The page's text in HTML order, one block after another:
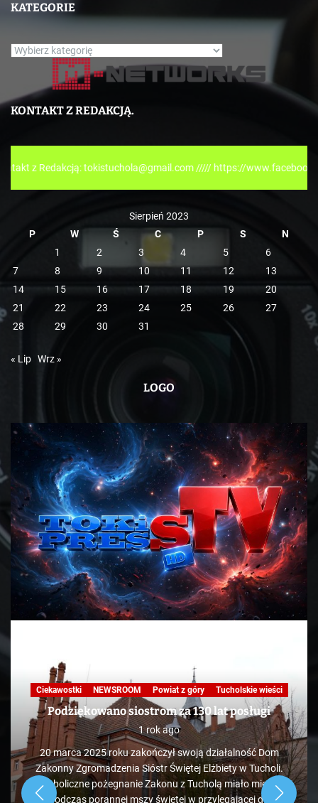
KATEGORIE
K
e
i
e
KONTAKT Z REDAKCJĄ.
tokistuchola@gmail.com ///// https://www.facebook.com/
Sierpień 2023
P
W Ś C P S
N
1
2 3 4 5
6
7
8 9 10 11 12
13
14
15 16 17 18 19
20
21
22 23 24 25 26
27
28
29 30 31
« Lip Wrz »
LOGO
Ciekawostki NEWSROOM Powiat z góry Tucholskie wieści
Podziękowano siostrom za 130 lat posługi
1 rok ago
20 marca 2025 roku zakończył swoją działalność Dom
Zakonny Zgromadzenia Sióstr Świętej Elżbiety w Tucholi.
Symboliczne pożegnanie Zakonu z Tucholą miało miejsce
podczas porannej mszy świętej w przylegającej do